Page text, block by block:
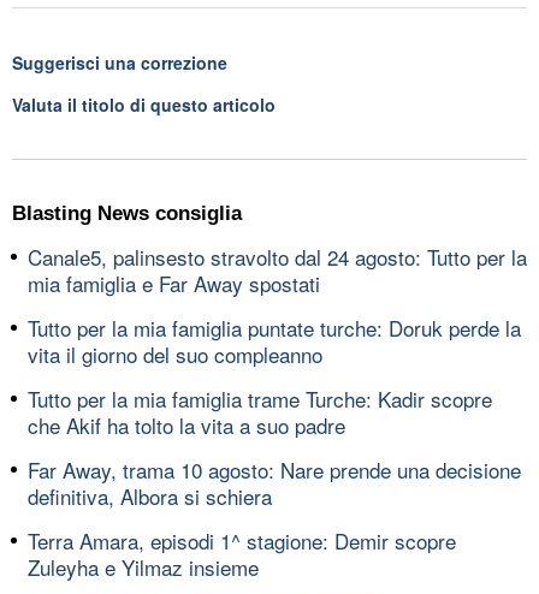
Suggerisci una correzione
Valuta il titolo di questo articolo
Blasting News consiglia
Canale5, palinsesto stravolto dal 24 agosto: Tutto per la
mia famiglia e Far Away spostati
Tutto per la mia famiglia puntate turche: Doruk perde la
vita il giorno del suo compleanno
Tutto per la mia famiglia trame Turche: Kadir scopre
che Akif ha tolto la vita a suo padre
Far Away, trama 10 agosto: Nare prende una decisione
definitiva, Albora si schiera
Terra Amara, episodi 1^ stagione: Demir scopre
Zuleyha e Yilmaz insieme